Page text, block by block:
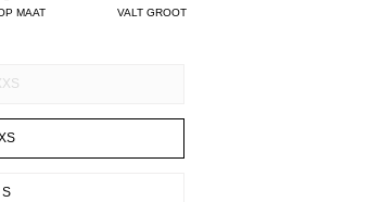
MAAT VALT GROOT
S